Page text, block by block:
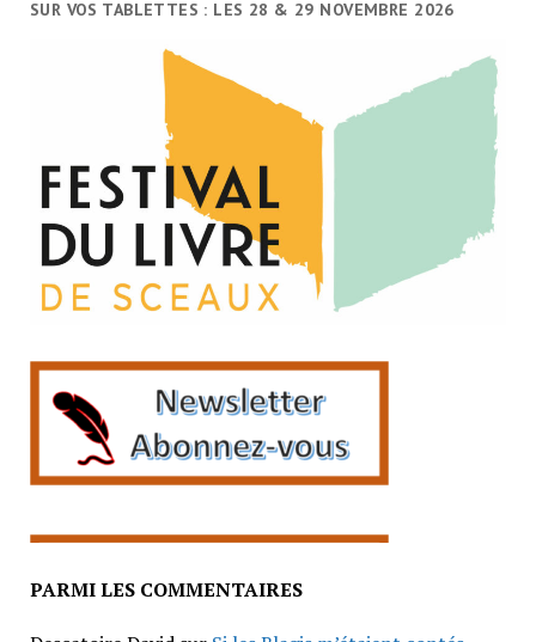
SUR VOS TABLETTES : LES 28 & 29 NOVEMBRE 2026
PARMI LES COMMENTAIRES